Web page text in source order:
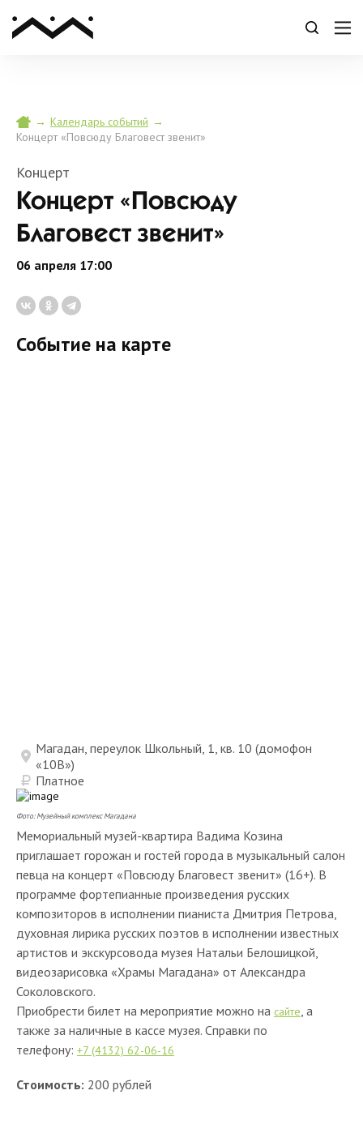
→ Календарь событий →
Концерт «Повсюду Благовест звенит»
Концерт
Концерт «Повсюду
Благовест звенит»
06 апреля 17:00
Фото: Музейный комплекс Магадана
Мемориальный музей-квартира Вадима Козина
приглашает горожан и гостей города в музыкальный салон
певца на концерт «Повсюду Благовест звенит» (16+). В
программе фортепианные произведения русских
композиторов в исполнении пианиста Дмитрия Петрова,
духовная лирика русских поэтов в исполнении известных
артистов и экскурсовода музея Натальи Белошицкой,
видеозарисовка «Храмы Магадана» от Александра
Соколовского.
Приобрести билет на мероприятие можно на сайте, а
также за наличные в кассе музея. Справки по
телефону: +7 (4132) 62-06-16
Стоимость: 200 рублей
Событие на карте
Магадан, переулок Школьный, 1, кв. 10 (домофон
«10В»)
Платное